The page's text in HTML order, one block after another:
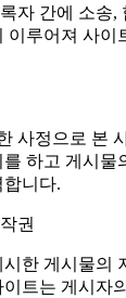
자 간에 소송,
루어져 사이
사정으로 본
하고 게시물
니다.
권
한 게시물의
트는 게시자